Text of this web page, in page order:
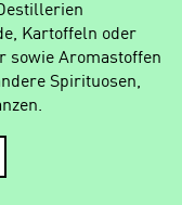
Kartoffeln oder
sowie Aromastoffen
Spirituosen,